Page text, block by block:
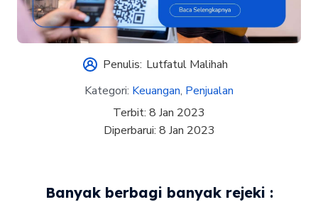
Penulis: Lutfatul Malihah
Kategori: Keuangan, Penjualan
Terbit: 8 Jan 2023
Diperbarui: 8 Jan 2023
Banyak berbagi banyak rejeki :